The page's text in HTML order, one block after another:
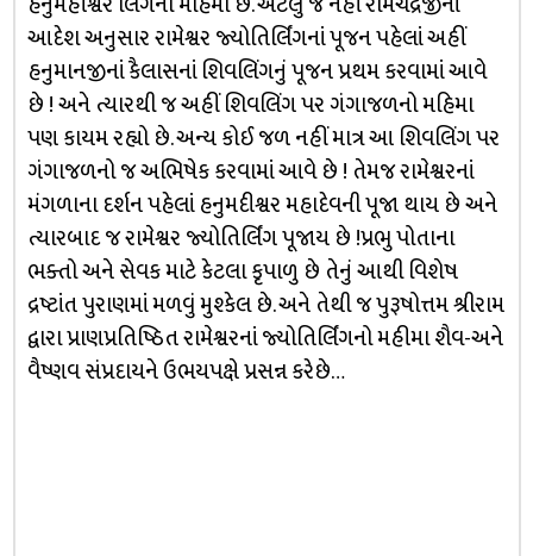
આદેશ અનુસાર રામેશ્વર જ્યોતિર્લિંગનાં પૂજન પહેલાં અહીં
હનુમાનજીનાં કૈલાસનાં શિવલિંગનું પૂજન પ્રથમ કરવામાં આવે
છે ! અને ત્યારથી જ અહીં શિવલિંગ પર ગંગાજળનો મહિમા
પણ કાયમ રહ્યો છે. અન્ય કોઈ જળ નહીં માત્ર આ શિવલિંગ પર
ગંગાજળનો જ અભિષેક કરવામાં આવે છે ! તેમજ રામેશ્વરનાં
મંગળાના દર્શન પહેલાં હનુમદીશ્વર મહાદેવની પૂજા થાય છે અને
ત્યારબાદ જ રામેશ્વર જ્યોતિર્લિંગ પૂજાય છે !પ્રભુ પોતાના
ભક્તો અને સેવક માટે કેટલા કૃપાળુ છે તેનું આથી વિશેષ
દ્રષ્ટાંત પુરાણમાં મળવું મુશ્કેલ છે. અને તેથી જ પુરૂષોત્તમ શ્રીરામ
દ્વારા પ્રાણપ્રતિષ્ઠિત રામેશ્વરનાં જ્યોતિર્લિંગનો મહીમા શૈવ-અને
વૈષ્ણવ સંપ્રદાયને ઉભયપક્ષે પ્રસન્ન કરેછે…